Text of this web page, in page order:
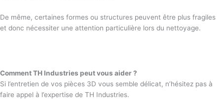
De même, certaines formes ou structures peuvent être plus fragiles
et donc nécessiter une attention particulière lors du nettoyage.
Comment TH Industries peut vous aider ?
Si l’entretien de vos pièces 3D vous semble délicat, n’hésitez pas à
faire appel à l’expertise de TH Industries.